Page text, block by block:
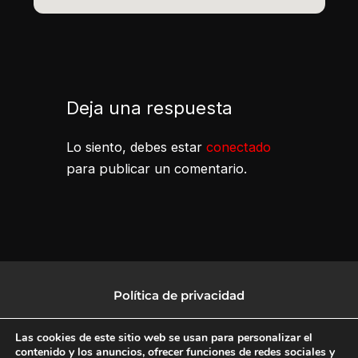
Deja una respuesta
Lo siento, debes estar conectado
para publicar un comentario.
Política de privacidad
Política de protección de datos
Las cookies de este sitio web se usan para personalizar el
contenido y los anuncios, ofrecer funciones de redes sociales y